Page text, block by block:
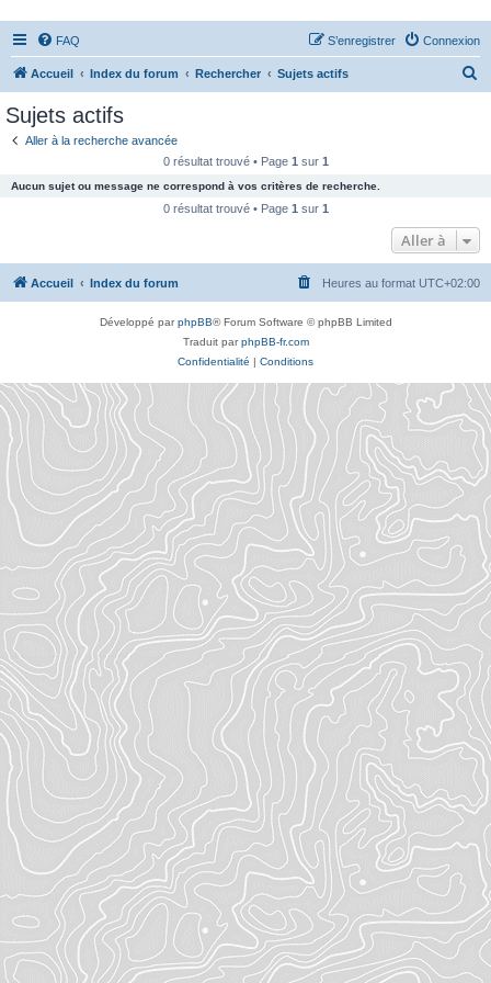
FAQ Connexion
S’enregistrer
Accueil Index du forum Rechercher Sujets actifs
c
e
Sujets actifs
Aller à la recherche avancée
0 résultat trouvé • Page 1 sur 1
Aucun sujet ou message ne correspond à vos critères de recherche.
0 résultat trouvé • Page 1 sur 1
Aller à
Accueil Index du forum Heures au format UTC+02:00
Développé parphpBB® Forum Software © phpBB Limited
Traduit parphpBB-fr.com
Confidentialité | Conditions